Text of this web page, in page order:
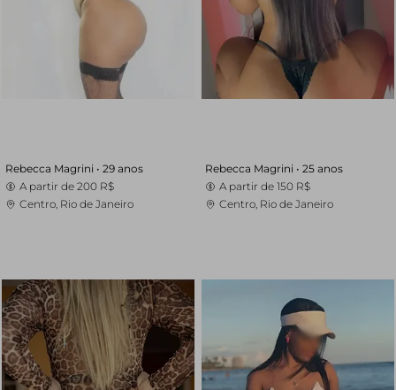
Rebecca Magrini • 29 anos
A partir de 200 R$
Centro, Rio de Janeiro
Rebecca Magrini • 25 anos
A partir de 150 R$
Centro, Rio de Janeiro